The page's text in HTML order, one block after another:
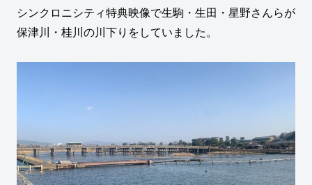
シンクロニシティ特典映像で生駒・生田・星野さんらが
保津川・桂川の川下りをしていました。